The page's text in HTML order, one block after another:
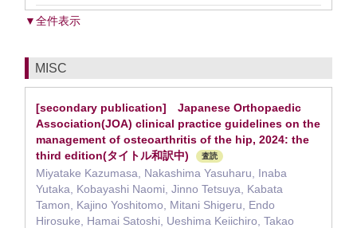
▼全件表示
MISC
[secondary publication] Japanese Orthopaedic
Association(JOA) clinical practice guidelines on the
management of osteoarthritis of the hip, 2024: the
third edition(タイトル和訳中)
査読
Miyatake Kazumasa, Nakashima Yasuharu, Inaba
Yutaka, Kobayashi Naomi, Jinno Tetsuya, Kabata
Tamon, Kajino Yoshitomo, Mitani Shigeru, Endo
Hirosuke, Hamai Satoshi, Ueshima Keiichiro, Takao